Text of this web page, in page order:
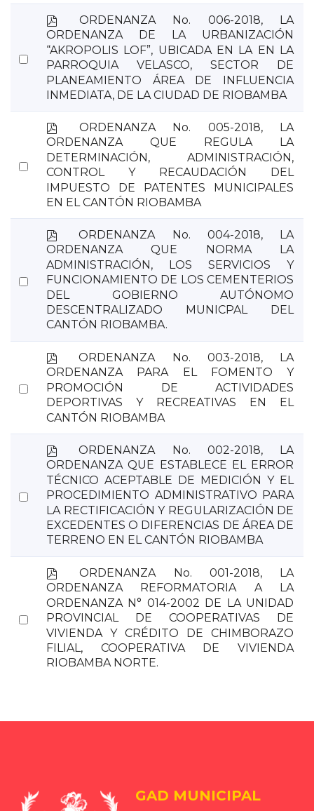
item
Select
p
d
f
ORDENANZA No. 006-2018, LA
ORDENANZA DE LA URBANIZACIÓN
“AKROPOLIS LOF”, UBICADA EN LA EN LA
PARROQUIA VELASCO, SECTOR DE
PLANEAMIENTO ÁREA DE INFLUENCIA
INMEDIATA, DE LA CIUDAD DE RIOBAMBA
Select
p
d
f
ORDENANZA No. 005-2018, LA
ORDENANZA QUE REGULA LA
DETERMINACIÓN, ADMINISTRACIÓN,
CONTROL Y RECAUDACIÓN DEL
IMPUESTO DE PATENTES MUNICIPALES
EN EL CANTÓN RIOBAMBA
Select
p
d
f
ORDENANZA No. 004-2018, LA
ORDENANZA QUE NORMA LA
ADMINISTRACIÓN, LOS SERVICIOS Y
FUNCIONAMIENTO DE LOS CEMENTERIOS
DEL GOBIERNO AUTÓNOMO
DESCENTRALIZADO MUNICPAL DEL
CANTÓN RIOBAMBA.
Select
p
d
f
ORDENANZA No. 003-2018, LA
ORDENANZA PARA EL FOMENTO Y
PROMOCIÓN DE ACTIVIDADES
DEPORTIVAS Y RECREATIVAS EN EL
CANTÓN RIOBAMBA
Select
p
d
f
ORDENANZA No. 002-2018, LA
ORDENANZA QUE ESTABLECE EL ERROR
TÉCNICO ACEPTABLE DE MEDICIÓN Y EL
PROCEDIMIENTO ADMINISTRATIVO PARA
LA RECTIFICACIÓN Y REGULARIZACIÓN DE
EXCEDENTES O DIFERENCIAS DE ÁREA DE
TERRENO EN EL CANTÓN RIOBAMBA
Select
p
d
f
ORDENANZA No. 001-2018, LA
ORDENANZA REFORMATORIA A LA
ORDENANZA N° 014-2002 DE LA UNIDAD
PROVINCIAL DE COOPERATIVAS DE
VIVIENDA Y CRÉDITO DE CHIMBORAZO
FILIAL, COOPERATIVA DE VIVIENDA
RIOBAMBA NORTE.
GAD MUNICIPAL